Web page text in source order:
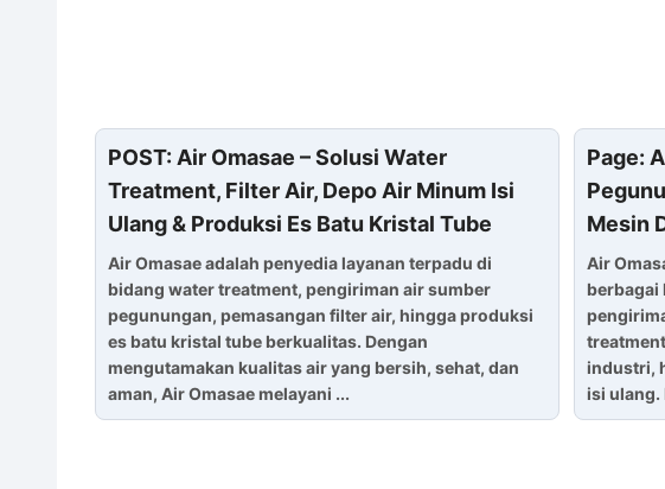
POST: Air Omasae – Solusi Water
Treatment, Filter Air, Depo Air Minum Isi
Ulang & Produksi Es Batu Kristal Tube
Air Omasae adalah penyedia layanan terpadu di
bidang water treatment, pengiriman air sumber
pegunungan, pemasangan filter air, hingga produksi
es batu kristal tube berkualitas. Dengan
mengutamakan kualitas air yang bersih, sehat, dan
aman, Air Omasae melayani ...
Page:
Mesin
Air
berbagai
industri,
isi ulang.